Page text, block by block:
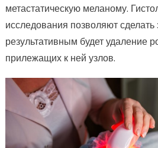
метастатическую меланому.
исследования позволяют
результативным будет удаление
прилежащих к ней узлов.